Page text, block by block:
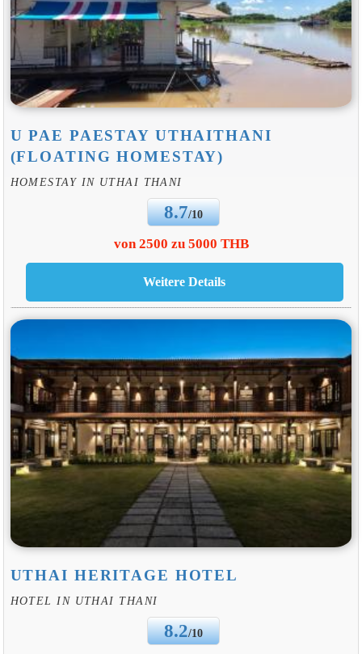
U PAE PAESTAY UTHAITHANI
(FLOATING HOMESTAY)
HOMESTAY IN UTHAI THANI
8.7/10
von 2500 zu 5000 THB
UTHAI HERITAGE HOTEL
HOTEL IN UTHAI THANI
8.2/10